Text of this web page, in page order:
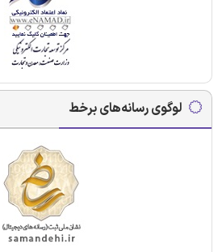
لوگوی رسانه‌های برخط